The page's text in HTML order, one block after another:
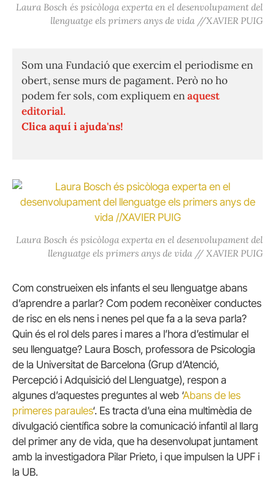
Laura Bosch és psicòloga experta en el desenvolupament del
llenguatge els primers anys de vida //XAVIER PUIG
Som una Fundació que exercim el periodisme en
obert, sense murs de pagament. Però no ho
podem fer sols, com expliquem enaquest
editorial.
Clica aquí i ajuda'ns!
Laura Bosch és psicòloga experta en el desenvolupament del
llenguatge els primers anys de vida // XAVIER PUIG
Com construeixen els infants el seu llenguatge abans
d’aprendre a parlar? Com podem reconèixer conductes
de risc en els nens i nenes pel que fa a la seva parla?
Quin és el rol dels pares i mares a l’hora d’estimular el
seu llenguatge? Laura Bosch, professora de Psicologia
de la Universitat de Barcelona (Grup d’Atenció,
Percepció i Adquisició del Llenguatge), respon a
algunes d’aquestes preguntes al web ‘Abans de les
primeres paraules‘. Es tracta d’una eina multimèdia de
divulgació científica sobre la comunicació infantil al llarg
del primer any de vida, que ha desenvolupat juntament
amb la investigadora Pilar Prieto, i que impulsen la UPF i
la UB.